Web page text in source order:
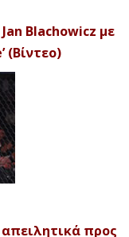
Blachowicz με
(Βίντεο)
προς